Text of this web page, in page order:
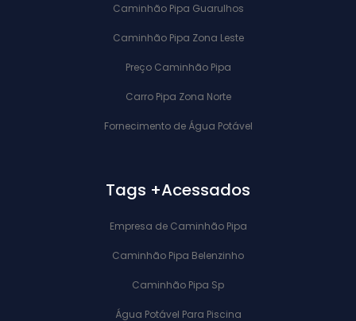
Caminhão Pipa Guarulhos
Caminhão Pipa Zona Leste
Preço Caminhão Pipa
Carro Pipa Zona Norte
Fornecimento de Água Potável
Tags +Acessados
Empresa de Caminhão Pipa
Caminhão Pipa Belenzinho
Caminhão Pipa Sp
Água Potável Para Piscina